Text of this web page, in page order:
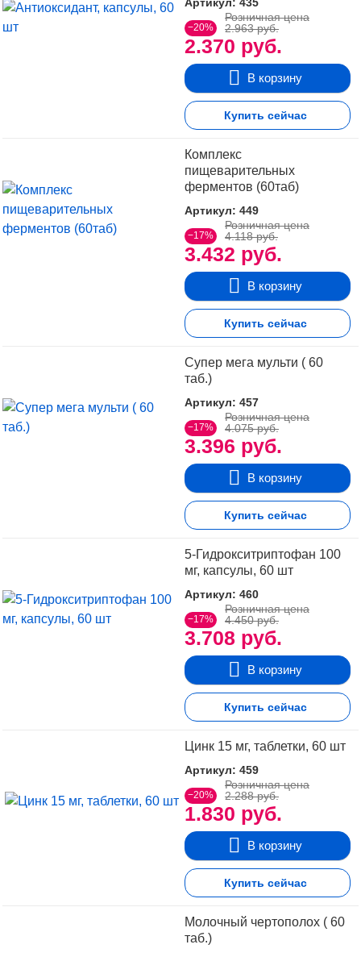
−20%
2.370 руб.
Розничная цена
2.963 руб.
В корзину
Купить сейчас
Комплекс
пищеварительных
ферментов (60таб)
Артикул: 449
−17%
3.432 руб.
Розничная цена
4.118 руб.
В корзину
Купить сейчас
Супер мега мульти ( 60
таб.)
Артикул: 457
−17%
3.396 руб.
Розничная цена
4.075 руб.
В корзину
Купить сейчас
5-Гидрокситриптофан 100
мг, капсулы, 60 шт
Артикул: 460
−17%
3.708 руб.
Розничная цена
4.450 руб.
В корзину
Купить сейчас
Цинк 15 мг, таблетки, 60 шт
Артикул: 459
−20%
1.830 руб.
Розничная цена
2.288 руб.
В корзину
Купить сейчас
Молочный чертополох ( 60
таб.)